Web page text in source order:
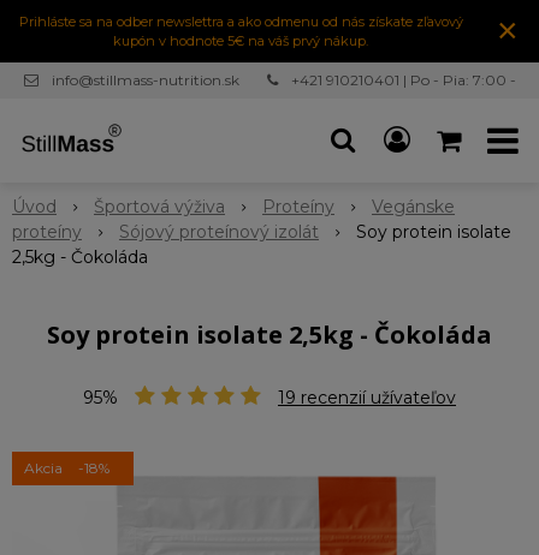
Prihláste sa na odber newslettra a ako odmenu od nás získate zľavový
kupón v hodnote 5€ na váš prvý nákup.
×
info@stillmass-nutrition.sk
+421 910210401 | Po - Pia: 7:00 -
Úvod Športová výživa Proteíny
Vegánske
proteíny
Sójový proteínový izolát
Soy protein isolate
2,5kg - Čokoláda
Soy protein isolate 2,5kg - Čokoláda
95% 19 recenzií užívateľov
Akcia -18%